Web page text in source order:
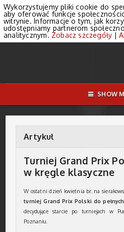
SHOW
Artykuł
Turniej Grand Prix
w kręgle klasyczne
W ostatni dzień kwietnia br. na
turniej Grand Prix Polski do
decydujące starcie po turniejach w
Poznaniu.
Wykorzystujemy pliki cookie do
aby oferować funkcje
witrynie. Informacje o tym, jak
udostępniamy partnerom
analitycznym. Zobacz szczegóły |